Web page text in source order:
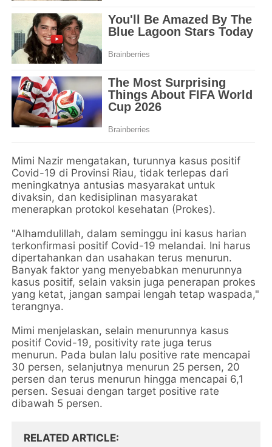
Mimi Nazir mengatakan, turunnya kasus positif
Covid-19 di Provinsi Riau, tidak terlepas dari
meningkatnya antusias masyarakat untuk
divaksin, dan kedisiplinan masyarakat
menerapkan protokol kesehatan (Prokes).
"Alhamdulillah, dalam seminggu ini kasus harian
terkonfirmasi positif Covid-19 melandai. Ini harus
dipertahankan dan usahakan terus menurun.
Banyak faktor yang menyebabkan menurunnya
kasus positif, selain vaksin juga penerapan prokes
yang ketat, jangan sampai lengah tetap waspada,"
terangnya.
Mimi menjelaskan, selain menurunnya kasus
positif Covid-19, positivity rate juga terus
menurun. Pada bulan lalu positive rate mencapai
30 persen, selanjutnya menurun 25 persen, 20
persen dan terus menurun hingga mencapai 6,1
persen. Sesuai dengan target positive rate
dibawah 5 persen.
RELATED ARTICLE